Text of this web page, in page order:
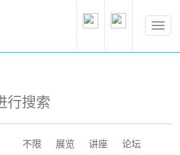
不限 展览 讲座
论坛